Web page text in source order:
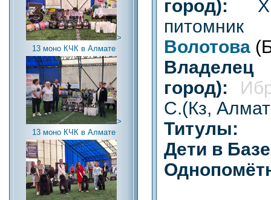
>
13 моно КЧК в Алмате
>
13 моно КЧК в Алмате
город):
Волотова
город):
С.(Кз,
Титулы:
Дети в